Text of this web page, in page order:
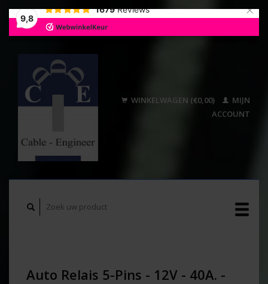
9,8
1679 Reviews ×
WINKELWAGEN (€0,00)
MIJN
ACCOUNT
Auto Relais 5-Pins - 12V - 40A. -